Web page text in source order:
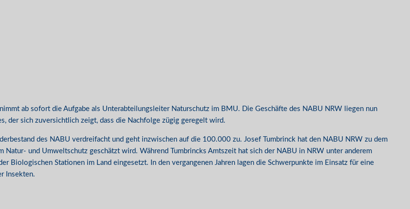
ab sofort die Aufgabe als Unterabteilungsleiter Naturschutz im BMU. Die Geschäfte des NABU NRW liegen nun
der sich zuversichtlich zeigt, dass die Nachfolge zügig geregelt wird.
des NABU verdreifacht und geht inzwischen auf die 100.000 zu. Josef Tumbrinck hat den NABU NRW zu dem
und Umweltschutz geschätzt wird. Während Tumbrincks Amtszeit hat sich der NABU in NRW unter anderem
Biologischen Stationen im Land eingesetzt. In den vergangenen Jahren lagen die Schwerpunkte im Einsatz für eine
Insekten.